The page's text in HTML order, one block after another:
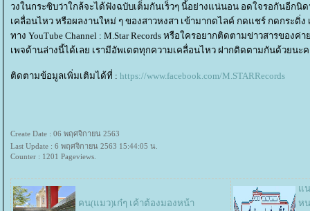
วงในกระซิบว่าใกล้จะได้ฟังฉบับเต็มกันเร็วๆ นี้อย่างแน่นอน อดใจรอกันอีกนิ
เคลื่อนไหว หรือผลงานใหม่ ๆ ของสาวหงสา เข้ามากดไลค์ กดแชร์ กดกระดิ่
ทาง YouTube Channel : M.Star Records หรือใครอยากติดตามข่าวสารของ
เพจด้านล่างนี้ได้เลย เรามีอัพเดตทุกความเคลื่อนไหว ฝากติดตามกันด้วยนะ
ติดตามข้อมูลเพิ่มเติมได้ที่ : https://www.facebook.com/M.STARRecords
Create Date : 06 พฤศจิกายน 2563
Last Update : 6 พฤศจิกายน 2563 15:44:05 น.
Counter : 1201 Pageviews.
คน(แมว)เก๋ๆ เค้าต้องมองหน้า
น
ห